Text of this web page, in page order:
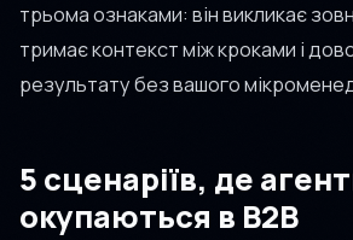
трьома ознаками: він викликає
тримає контекст між кроками і
результату без вашого
5 сценаріїв, де
окупаються в B2B